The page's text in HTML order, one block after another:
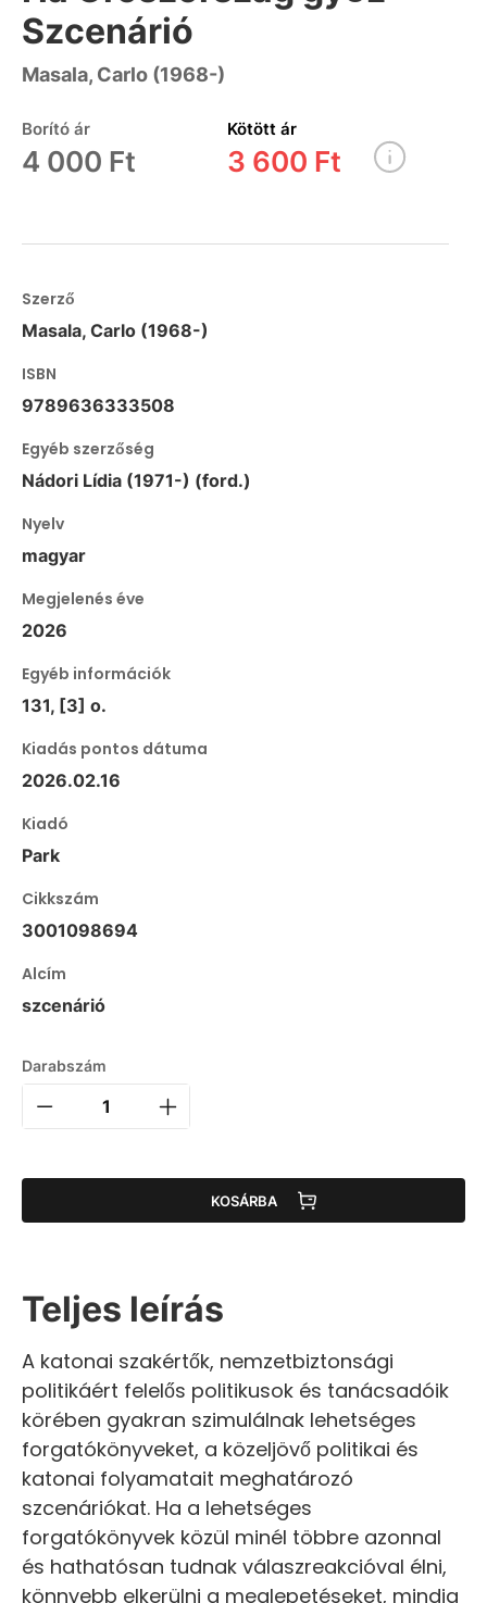
Szcenárió
Masala, Carlo (1968-)
Borító ár
4 000 Ft
Kötött ár
3 600 Ft
Szerző
Masala, Carlo (1968-)
ISBN
9789636333508
Egyéb szerzőség
Nádori Lídia (1971-) (ford.)
Nyelv
magyar
Megjelenés éve
2026
Egyéb információk
131, [3] o.
Kiadás pontos dátuma
2026.02.16
Kiadó
Park
Cikkszám
3001098694
Alcím
szcenárió
Darabszám
KOSÁRBA
Teljes leírás
A katonai szakértők, nemzetbiztonsági
politikáért felelős politikusok és tanácsadóik
körében gyakran szimulálnak lehetséges
forgatókönyveket, a közeljövő politikai és
katonai folyamatait meghatározó
szcenáriókat. Ha a lehetséges
forgatókönyvek közül minél többre azonnal
és hathatósan tudnak válaszreakcióval élni,
könnyebb elkerülni a meglepetéseket, mindig